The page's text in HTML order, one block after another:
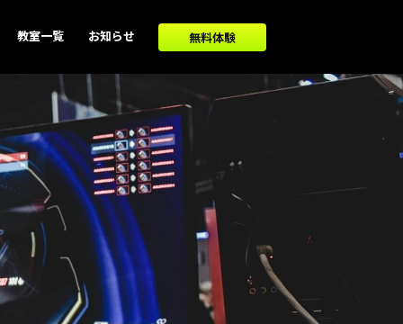
無料体験
教室一覧 お知らせ